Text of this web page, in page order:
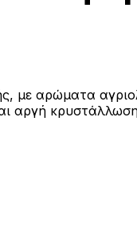
με αρώματα